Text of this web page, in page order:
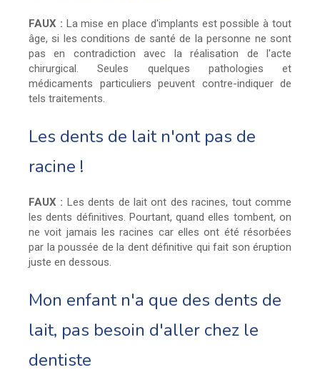
FAUX : La mise en place d'implants est possible à tout
âge, si les conditions de santé de la personne ne sont
pas en contradiction avec la réalisation de l'acte
chirurgical. Seules quelques pathologies et
médicaments particuliers peuvent contre-indiquer de
tels traitements.
Les dents de lait n'ont pas de
racine !
FAUX : Les dents de lait ont des racines, tout comme
les dents définitives. Pourtant, quand elles tombent, on
ne voit jamais les racines car elles ont été résorbées
par la poussée de la dent définitive qui fait son éruption
juste en dessous.
Mon enfant n'a que des dents de
lait, pas besoin d'aller chez le
dentiste